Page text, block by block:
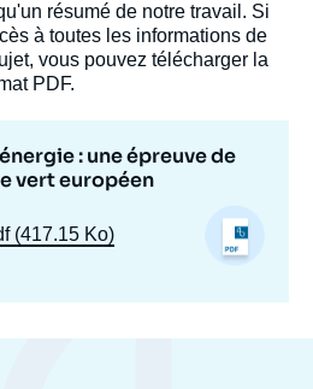
résumé de notre travail. Si
à toutes les informations de
vous pouvez télécharger la
PDF.
: une épreuve de
vert européen
(417.15 Ko)